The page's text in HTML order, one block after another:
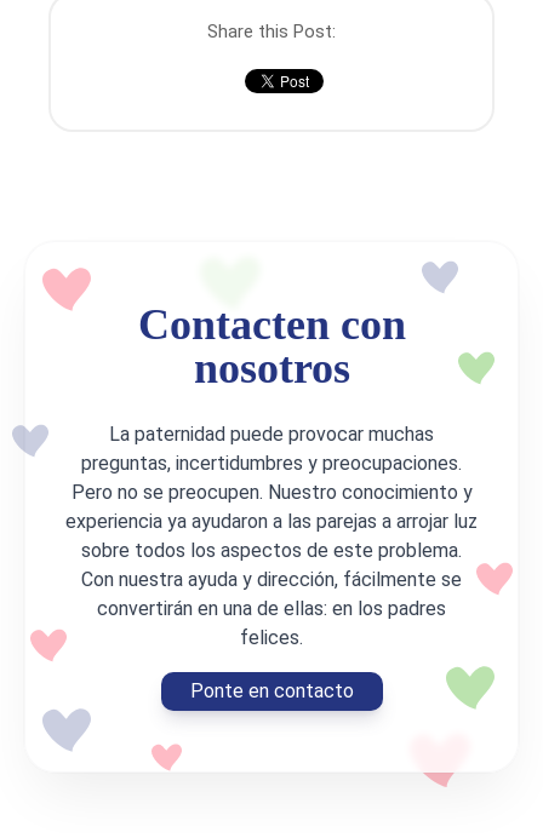
Share this Post:
Contacten con
nosotros
La paternidad puede provocar muchas
preguntas, incertidumbres y preocupaciones.
Pero no se preocupen. Nuestro conocimiento y
experiencia ya ayudaron a las parejas a arrojar luz
sobre todos los aspectos de este problema.
Con nuestra ayuda y dirección, fácilmente se
convertirán en una de ellas: en los padres
felices.
Ponte en contacto